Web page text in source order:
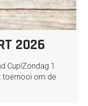
2026
Cup!Zondag 1
toernooi om de